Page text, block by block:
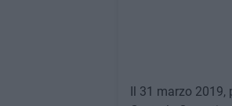
Il 31 marzo 2019,